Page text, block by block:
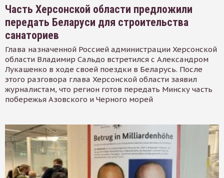
Часть Херсонской области предложили
передать Беларуси для строительства
санаториев
Глава назначенной Россией администрации Херсонской
области Владимир Сальдо встретился с Александром
Лукашенко в ходе своей поездки в Беларусь. После
этого разговора глава Херсонской области заявил
журналистам, что регион готов передать Минску часть
побережья Азовского и Черного морей